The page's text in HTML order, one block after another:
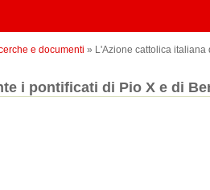
e documenti » L'Azione cattolica italiana
i pontificati di Pio X e di